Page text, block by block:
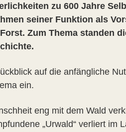
zu 600 Jahre
seiner Funktion als
Zum Thema standen
auf die anfängliche
ein.
eng mit dem Wald
„Urwald“ verliert im